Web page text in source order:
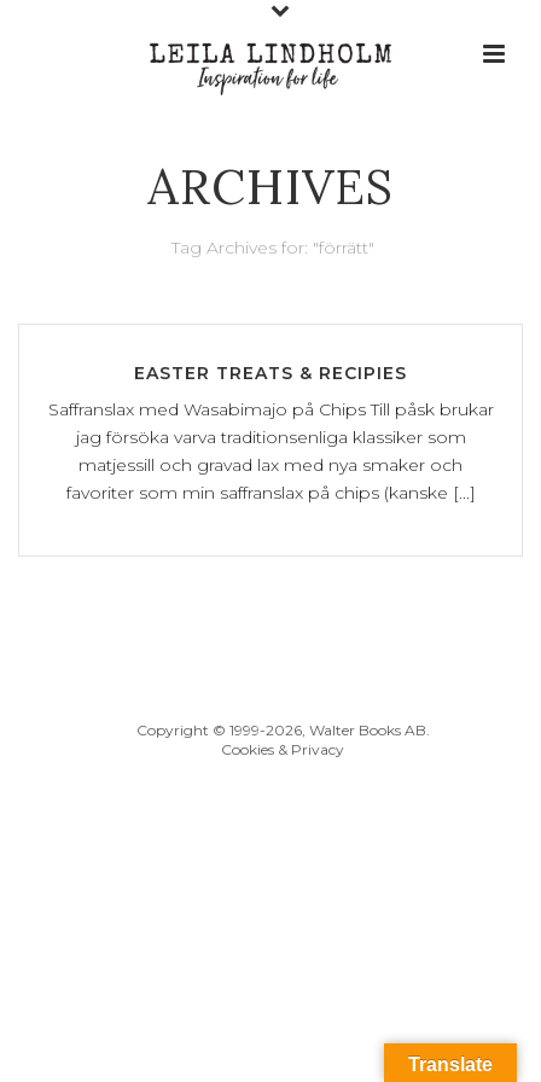
ARCHIVES
Tag Archives for: "förrätt"
EASTER TREATS & RECIPIES
Saffranslax med Wasabimajo på Chips Till påsk brukar
jag försöka varva traditionsenliga klassiker som
matjessill och gravad lax med nya smaker och
favoriter som min saffranslax på chips (kanske [...]
Copyright © 1999-2026, Walter Books AB.
Cookies & Privacy
Translate